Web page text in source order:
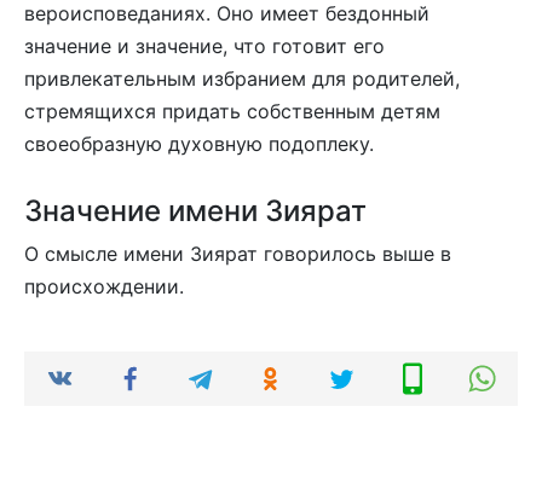
вероисповеданиях. Оно имеет бездонный
значение и значение, что готовит его
привлекательным избранием для родителей,
стремящихся придать собственным детям
своеобразную духовную подоплеку.
Значение имени Зиярат
О смысле имени Зиярат говорилось выше в
происхождении.